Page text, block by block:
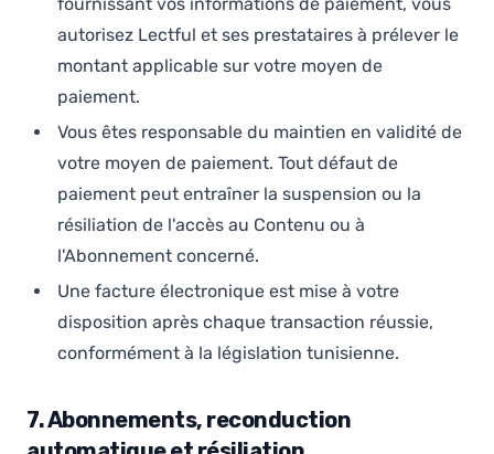
autorisez Lectful et ses prestataires à prélever le
montant applicable sur votre moyen de
paiement.
Vous êtes responsable du maintien en validité de
votre moyen de paiement. Tout défaut de
paiement peut entraîner la suspension ou la
résiliation de l'accès au Contenu ou à
l'Abonnement concerné.
Une facture électronique est mise à votre
disposition après chaque transaction réussie,
conformément à la législation tunisienne.
7. Abonnements, reconduction